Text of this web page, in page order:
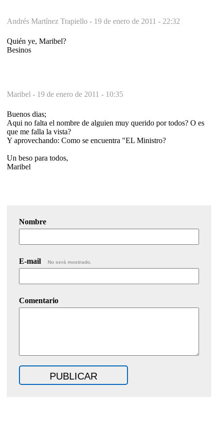
Andrés Martínez Trapiello - 19 de enero de 2011 - 22:32
Quién ye, Maribel?
Besinos
Maribel - 19 de enero de 2011 - 10:35
Buenos dias;
Aqui no falta el nombre de alguien muy querido por todos? O es
que me falla la vista?
Y aprovechando: Como se encuentra "EL Ministro?
Un beso para todos,
Maribel
Nombre
E-mail No será mostrado.
Comentario